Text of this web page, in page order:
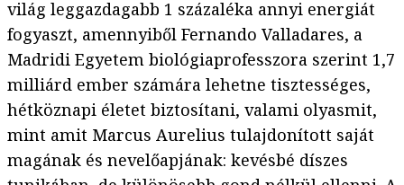
világ leggazdagabb 1 százaléka annyi energiát
fogyaszt, amennyiből Fernando Valladares, a
Madridi Egyetem biológiaprofesszora szerint 1,7
milliárd ember számára lehetne tisztességes,
hétköznapi életet biztosítani, valami olyasmit,
mint amit Marcus Aurelius tulajdonított saját
magának és nevelőapjának: kevésbé díszes